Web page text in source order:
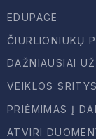
EDUPAGE
ČIURLIONIUKŲ
DAŽNIAUSIAI
VEIKLOS SRITYS
PRIĖMIMAS Į
ATVIRI